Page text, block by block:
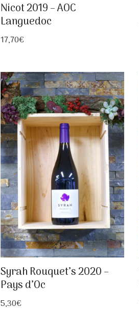
Nicot 2019 – AOC
Languedoc
17,70€
Syrah Rouquet’s 2020 –
Pays d’Oc
5,30€